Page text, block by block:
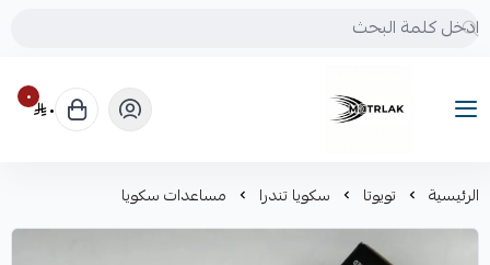
Motrlak
٠ ٠
الرئيسية تويوتا سكويا تندرا مساعدات سكويا